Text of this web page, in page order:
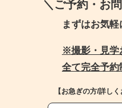
＼ご予約・お
まずはお気
※撮影・見学
全て完全予約
【お急ぎの方/詳し